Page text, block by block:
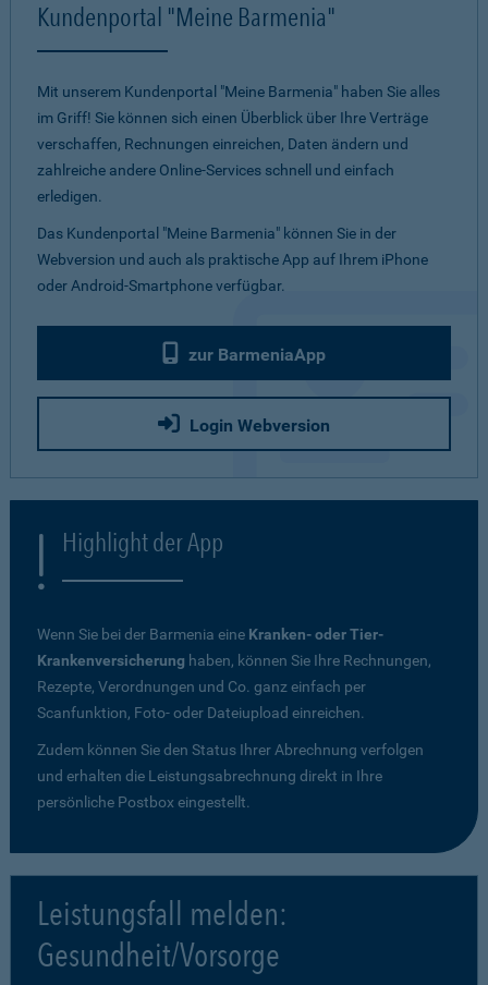
Kundenportal "Meine Barmenia"
Mit unserem Kundenportal "Meine Barmenia" haben Sie alles
im Griff! Sie können sich einen Überblick über Ihre Verträge
verschaffen, Rechnungen einreichen, Daten ändern und
zahlreiche andere Online-Services schnell und einfach
erledigen.
Das Kundenportal "Meine Barmenia" können Sie in der
Webversion und auch als praktische App auf Ihrem iPhone
oder Android-Smartphone verfügbar.
zur BarmeniaApp
Login Webversion
Highlight der App
Wenn Sie bei der Barmenia eine Kranken- oder Tier-
Krankenversicherung haben, können Sie Ihre Rechnungen,
Rezepte, Verordnungen und Co. ganz einfach per
Scanfunktion, Foto- oder Dateiupload einreichen.
Zudem können Sie den Status Ihrer Abrechnung verfolgen
und erhalten die Leistungsabrechnung direkt in Ihre
persönliche Postbox eingestellt.
Leistungsfall melden:
Gesundheit/Vorsorge